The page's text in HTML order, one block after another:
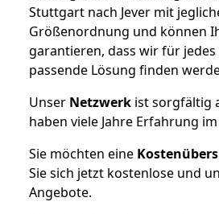
Stuttgart nach Jever mit
Größenordnung und können
garantieren, dass wir für
passende Lösung finden
Unser Netzwerk ist sorgfältig
haben viele Jahre Erfahrung
Sie möchten eine
Sie sich jetzt kostenlose und
Angebote.